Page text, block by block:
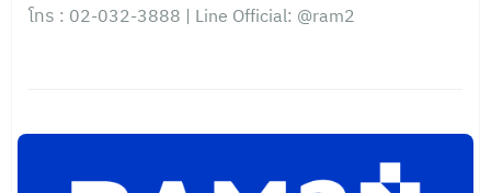
โทร : 02-032-3888 | Line Official: @ram2